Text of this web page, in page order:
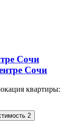
Сочи
квартиры:
2